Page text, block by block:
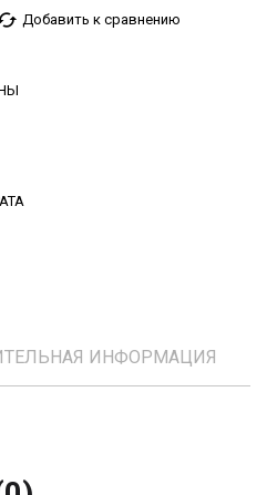
Добавить к сравнению
ИНФОРМАЦИЯ